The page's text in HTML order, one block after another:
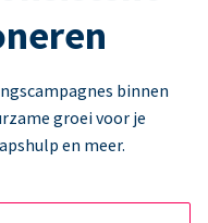
binnen
groei voor je
en meer.